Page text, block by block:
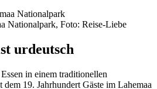
Nationalpark, Foto: Reise-Liebe
urdeutsch
in einem traditionellen
dem 19. Jahrhundert Gäste im Lahemaa